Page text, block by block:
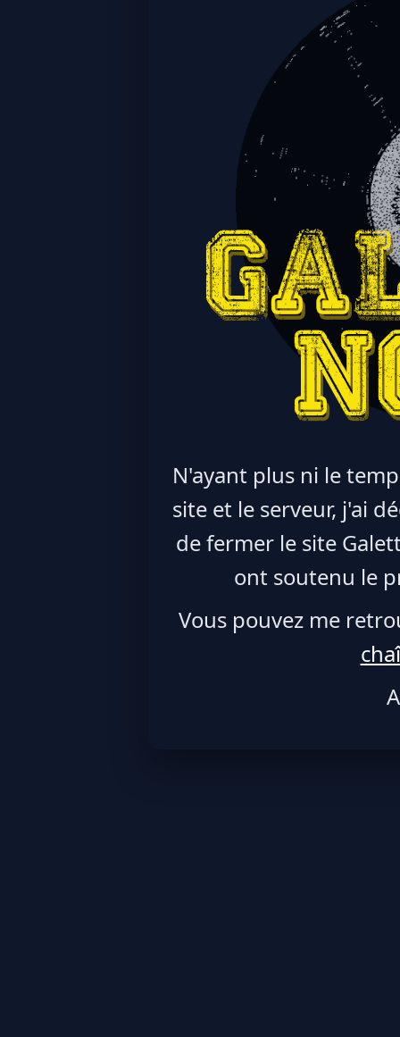
N'ayant plus ni le
site et le serveur, j'ai
de fermer le site
ont soutenu le
Vous pouvez me